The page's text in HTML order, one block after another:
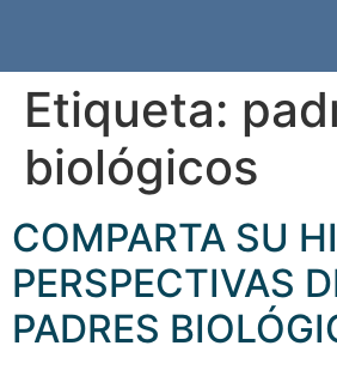
Etiqueta:
biológicos
COMPARTA SU
PERSPECTIVAS
PADRES